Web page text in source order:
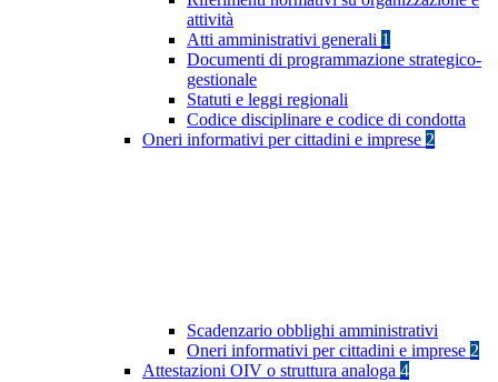
attività
Atti amministrativi generali 1
Documenti di programmazione strategico-
gestionale
Statuti e leggi regionali
Codice disciplinare e codice di condotta
Oneri informativi per cittadini e imprese 2
Scadenzario obblighi amministrativi
Oneri informativi per cittadini e imprese 2
Attestazioni OIV o struttura analoga 4